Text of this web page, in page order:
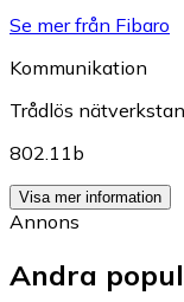
Se mer från Fibaro
Kommunikation
Trådlös
802.11b
Visa mer information
Annons
Andra